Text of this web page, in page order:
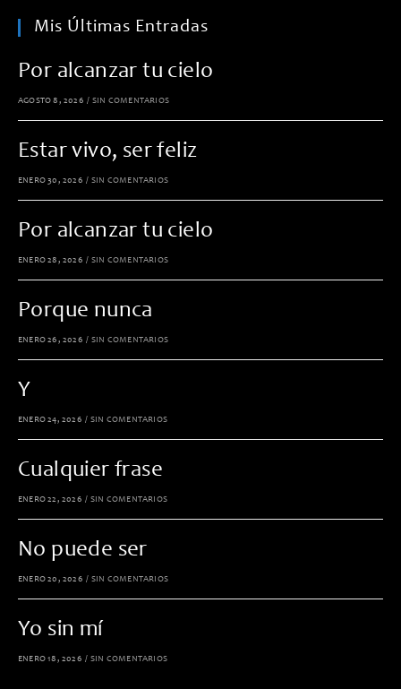
Mis Últimas Entradas
Por alcanzar tu cielo
AGOSTO 8, 2026 / SIN COMENTARIOS
Estar vivo, ser feliz
ENERO 30, 2026 / SIN COMENTARIOS
Por alcanzar tu cielo
ENERO 28, 2026 / SIN COMENTARIOS
Porque nunca
ENERO 26, 2026 / SIN COMENTARIOS
Y
ENERO 24, 2026 / SIN COMENTARIOS
Cualquier frase
ENERO 22, 2026 / SIN COMENTARIOS
No puede ser
ENERO 20, 2026 / SIN COMENTARIOS
Yo sin mí
ENERO 18, 2026 / SIN COMENTARIOS